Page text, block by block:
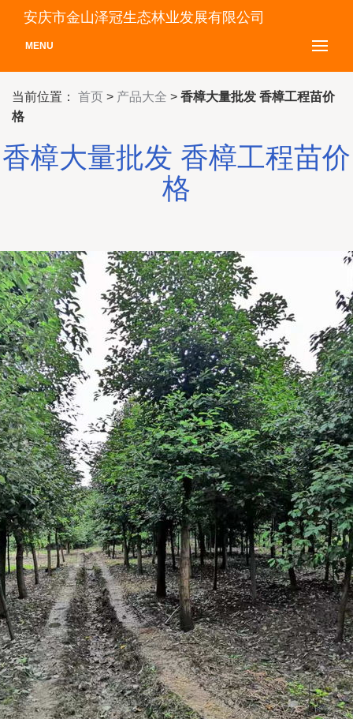
安庆市金山泽冠生态林业发展有限公司
MENU
当前位置： 首页 > 产品大全 > 香樟大量批发 香樟工程苗价
格
香樟大量批发 香樟工程苗价
格